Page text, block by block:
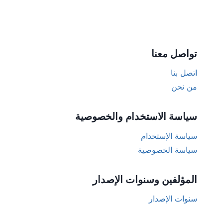
تواصل معنا
اتصل بنا
من نحن
سياسة الاستخدام والخصوصية
سياسة الإستخدام
سياسة الخصوصية
المؤلفين وسنوات الإصدار
سنوات الإصدار